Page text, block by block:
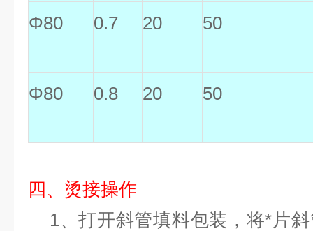
Φ80 0.7 20 50
Φ80 0.8 20 50
四、烫接操作
1、打开斜管填料包装，将*片